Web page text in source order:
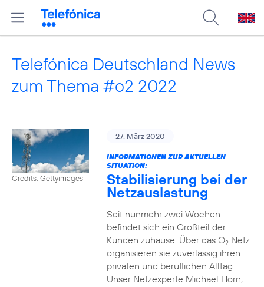
Telefónica Deutschland News
zum Thema #o2 2022
Credits: Gettyimages
27. März 2020
INFORMATIONEN ZUR AKTUELLEN
SITUATION:
Stabilisierung bei der
Netzauslastung
Seit nunmehr zwei Wochen
befindet sich ein Großteil der
Kunden zuhause. Über das O2Netz
organisieren sie zuverlässig ihren
privaten und beruflichen Alltag.
Unser Netzexperte Michael Horn,